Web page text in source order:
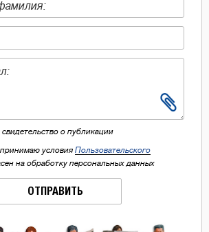
о публикации
условия Пользовательского
на обработку персональных данных
ОТПРАВИТЬ